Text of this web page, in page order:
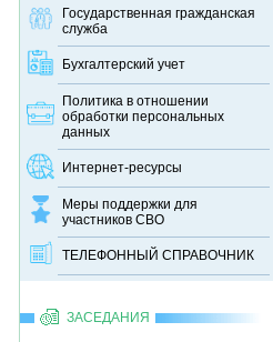
Государственная гражданская
служба
Бухгалтерский учет
Политика в отношении
обработки персональных
данных
Интернет-ресурсы
Меры поддержки для
участников СВО
ТЕЛЕФОННЫЙ CПРАВОЧНИК
ЗАСЕДАНИЯ